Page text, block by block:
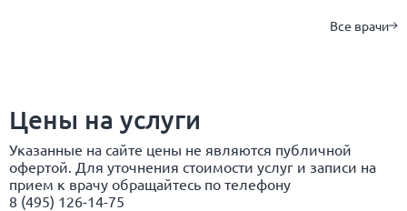
Все врачи
Цены на услуги
Указанные на сайте цены не являются публичной
офертой. Для уточнения стоимости услуг и записи на
прием к врачу обращайтесь по телефону
8 (495) 126-14-75